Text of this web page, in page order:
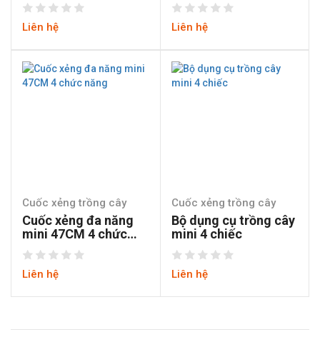
Liên hệ Liên hệ
Cuốc xẻng trồng cây
Cuốc xẻng đa năng
mini 47CM 4 chức
năng
Liên hệ
Cuốc xẻng trồng cây
Bộ dụng cụ trồng cây
mini 4 chiếc
Liên hệ